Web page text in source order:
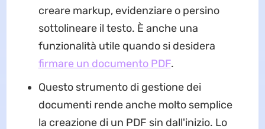
creare markup, evidenziare o persino
sottolineare il testo. È anche una
funzionalità utile quando si desidera
firmare un documento PDF.
Questo strumento di gestione dei
documenti rende anche molto semplice
la creazione di un PDF sin dall'inizio. Lo